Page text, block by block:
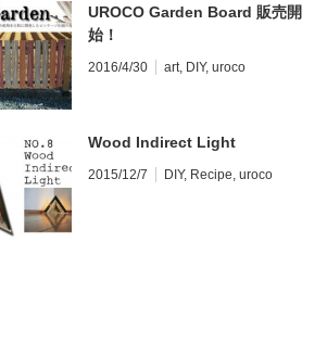
UROCO Garden Board 販売開
始！
2016/4/30 art, DIY, uroco
Wood Indirect Light
2015/12/7 DIY, Recipe, uroco